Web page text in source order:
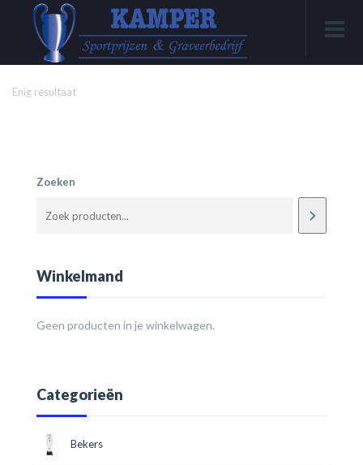
Enig resultaat
Zoeken
Winkelmand
Geen producten in je winkelwagen.
Categorieën
Bekers